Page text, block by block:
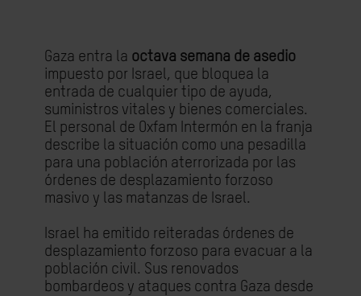
Gaza entra la octava semana de asedio
impuesto por Israel, que bloquea la
entrada de cualquier tipo de ayuda,
suministros vitales y bienes comerciales.
El personal de Oxfam Intermón en la franja
describe la situación como una pesadilla
para una población aterrorizada por las
órdenes de desplazamiento forzoso
masivo y las matanzas de Israel.
Israel ha emitido reiteradas órdenes de
desplazamiento forzoso para evacuar a la
población civil. Sus renovados
bombardeos y ataques contra Gaza desde